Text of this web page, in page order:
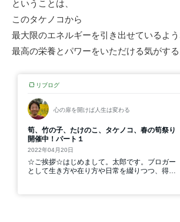
ということは、
このタケノコから
最大限のエネルギーを引き出せているよう
最高の栄養とパワーをいただける気がする